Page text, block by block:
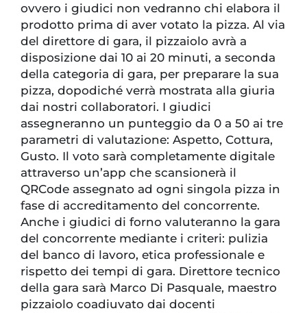
ovvero i giudici non vedranno chi elabora il
prodotto prima di aver votato la pizza. Al via
del direttore di gara, il pizzaiolo avrà a
disposizione dai 10 ai 20 minuti, a seconda
della categoria di gara, per preparare la sua
pizza, dopodiché verrà mostrata alla giuria
dai nostri collaboratori. I giudici
assegneranno un punteggio da 0 a 50 ai tre
parametri di valutazione: Aspetto, Cottura,
Gusto. Il voto sarà completamente digitale
attraverso un’app che scansionerà il
QRCode assegnato ad ogni singola pizza in
fase di accreditamento del concorrente.
Anche i giudici di forno valuteranno la gara
del concorrente mediante i criteri: pulizia
del banco di lavoro, etica professionale e
rispetto dei tempi di gara. Direttore tecnico
della gara sarà Marco Di Pasquale, maestro
pizzaiolo coadiuvato dai docenti